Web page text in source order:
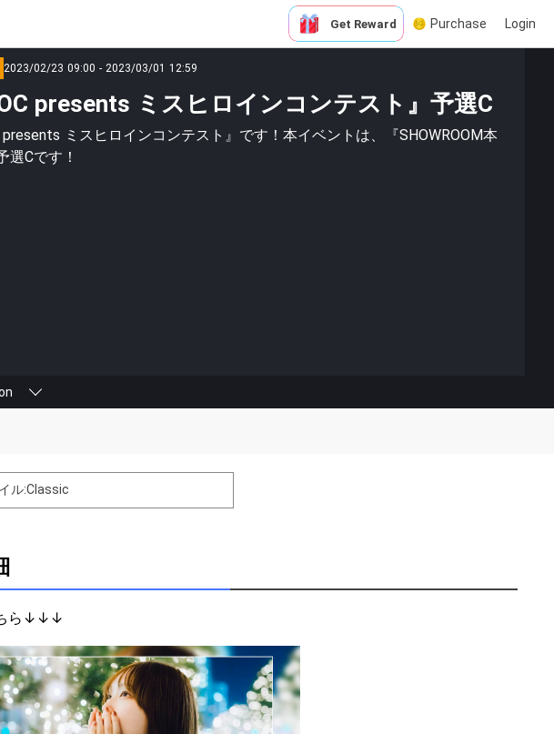
Get Reward Purchase Login
2023/02/23 09:00 - 2023/03/01 12:59
presents ミスヒロインコンテスト』予選C
presents ミスヒロインコンテスト』です！本イベントは、『SHOWROOM本
選Cです！
ル:Classic
ら↓↓↓